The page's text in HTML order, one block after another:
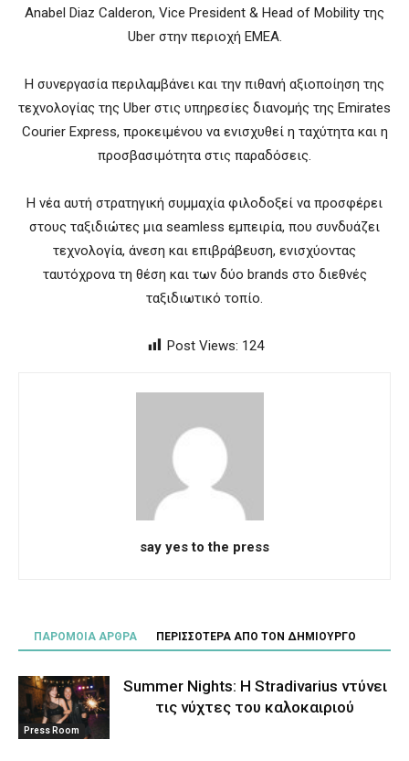
Anabel Diaz Calderon, Vice President & Head of Mobility της
Uber στην περιοχή EMEA.
Η συνεργασία περιλαμβάνει και την πιθανή αξιοποίηση της
τεχνολογίας της Uber στις υπηρεσίες διανομής της Emirates
Courier Express, προκειμένου να ενισχυθεί η ταχύτητα και η
προσβασιμότητα στις παραδόσεις.
Η νέα αυτή στρατηγική συμμαχία φιλοδοξεί να προσφέρει
στους ταξιδιώτες μια seamless εμπειρία, που συνδυάζει
τεχνολογία, άνεση και επιβράβευση, ενισχύοντας
ταυτόχρονα τη θέση και των δύο brands στο διεθνές
ταξιδιωτικό τοπίο.
Post Views: 124
say yes to the press
ΠΑΡΟΜΟΙΑ ΑΡΘΡΑ ΠΕΡΙΣΣΟΤΕΡΑ ΑΠΟ ΤΟΝ ΔΗΜΙΟΥΡΓΟ
Press Room
Summer Nights: Η Stradivarius ντύνει
τις νύχτες του καλοκαιριού